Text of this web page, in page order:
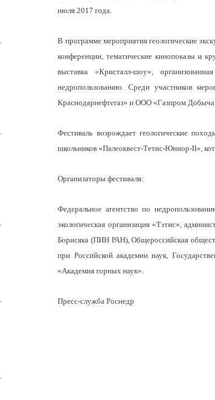
июля 2017 года.
В программе мероприятия геологические
конференции, тематические кинопоказы и
выставка «Кристалл-шоу»,
недропользованию. Среди участников
Краснодарнефтегаз» и ООО «Газпром
Фестиваль возрождает геологические
школьников «Палеоквест-Тетис-Юниор-II»,
Организаторы фестиваля:
Федеральное агентство по
экологическая организация «Тэтис»,
Борисяка (ПИН РАН), Общероссийская
при Российской академии наук,
«Академия горных наук».
Пресс-служба Роснедр